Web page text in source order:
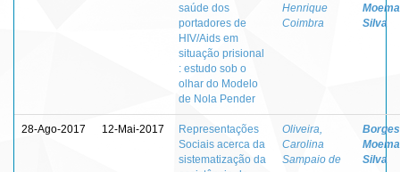
saúde dos
portadores de
HIV/Aids em
situação prisional
: estudo sob o
olhar do Modelo
de Nola Pender
Henrique
Coimbra
Silva
28-Ago-2017 12-Mai-2017
Representações
Sociais acerca da
sistematização da
Oliveira,
Carolina
Sampaio de
Silva